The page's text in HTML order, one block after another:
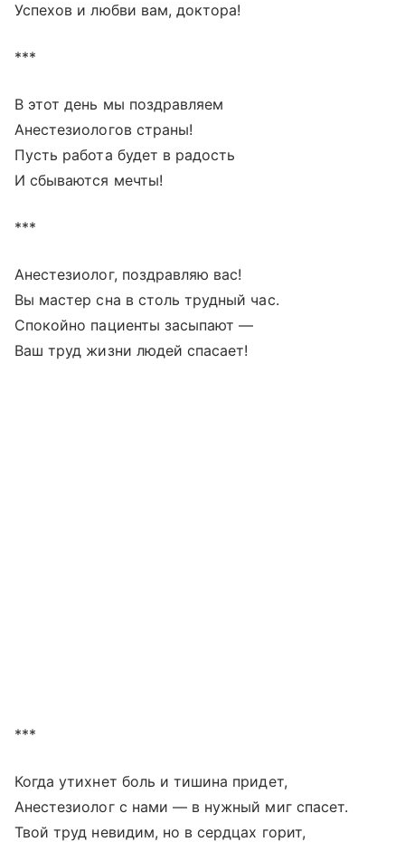
Успехов и любви вам, доктора!
***
В этот день мы поздравляем
Анестезиологов страны!
Пусть работа будет в радость
И сбываются мечты!
***
Анестезиолог, поздравляю вас!
Вы мастер сна в столь трудный час.
Спокойно пациенты засыпают —
Ваш труд жизни людей спасает!
***
Когда утихнет боль и тишина придет,
Анестезиолог с нами — в нужный миг спасет.
Твой труд невидим, но в сердцах горит,